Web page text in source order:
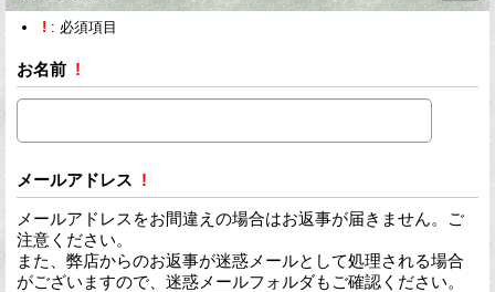
! : 必須項目
お名前 !
メールアドレス !
メールアドレスをお間違えの場合はお返事が届きません。ご
注意ください。
また、弊店からのお返事が迷惑メールとして処理される場合
がございますので、迷惑メールフォルダもご確認ください。